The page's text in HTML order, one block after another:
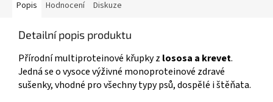
Popis Hodnocení Diskuze
Detailní popis produktu
Přírodní multiproteinové křupky z lososa a krevet.
Jedná se o vysoce výživné monoproteinové zdravé
sušenky, vhodné pro všechny typy psů, dospělé i štěňata.